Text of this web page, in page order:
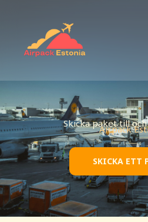
Skicka paket till
Airpack
SKICKA ETT